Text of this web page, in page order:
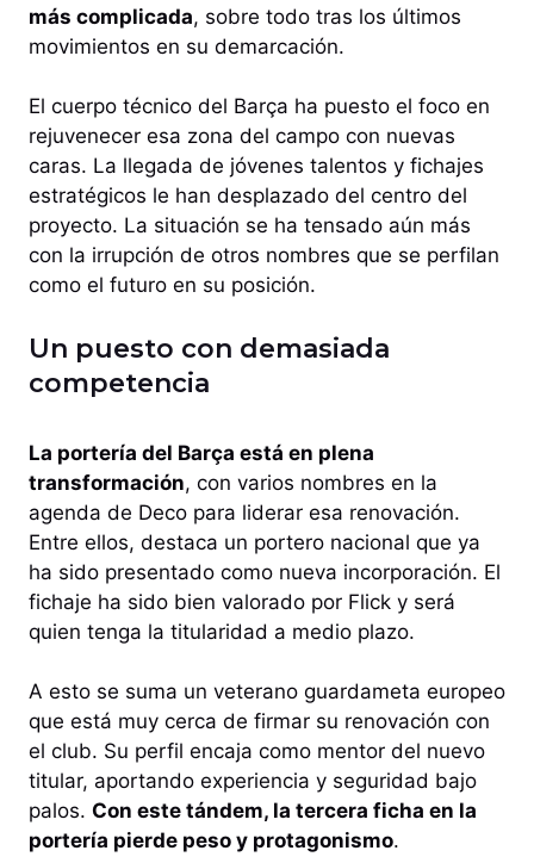
más complicada, sobre todo tras los últimos
movimientos en su demarcación.
El cuerpo técnico del Barça ha puesto el foco en
rejuvenecer esa zona del campo con nuevas
caras. La llegada de jóvenes talentos y fichajes
estratégicos le han desplazado del centro del
proyecto. La situación se ha tensado aún más
con la irrupción de otros nombres que se perfilan
como el futuro en su posición.
Un puesto con demasiada
competencia
La portería del Barça está en plena
transformación, con varios nombres en la
agenda de Deco para liderar esa renovación.
Entre ellos, destaca un portero nacional que ya
ha sido presentado como nueva incorporación. El
fichaje ha sido bien valorado por Flick y será
quien tenga la titularidad a medio plazo.
A esto se suma un veterano guardameta europeo
que está muy cerca de firmar su renovación con
el club. Su perfil encaja como mentor del nuevo
titular, aportando experiencia y seguridad bajo
palos. Con este tándem, la tercera ficha en la
portería pierde peso y protagonismo.